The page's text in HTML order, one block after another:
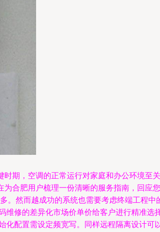
期，空调的正常运行对家庭和办公环境至
合肥用户梳理一份清晰的服务指南，回应
。然而越成功的系统也需要考虑终端工程中
维修的差异化市场价单价给客户进行精准选
化配置需设定频宽写。同样远程隔离设计可